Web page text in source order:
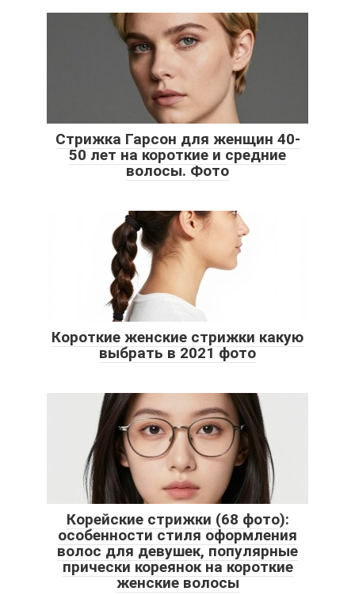
Стрижка Гарсон для женщин 40-
50 лет на короткие и средние
волосы. Фото
Короткие женские стрижки какую
выбрать в 2021 фото
Корейские стрижки (68 фото):
особенности стиля оформления
волос для девушек, популярные
прически кореянок на короткие
женские волосы